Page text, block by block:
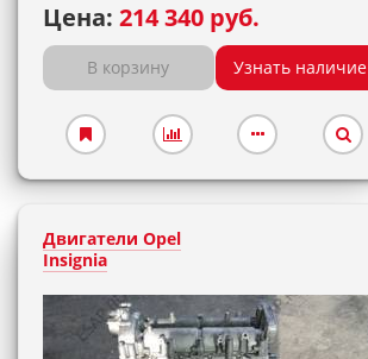
Цена: 214 340 руб.
В корзину Узнать наличие
Двигатели Opel
Insignia